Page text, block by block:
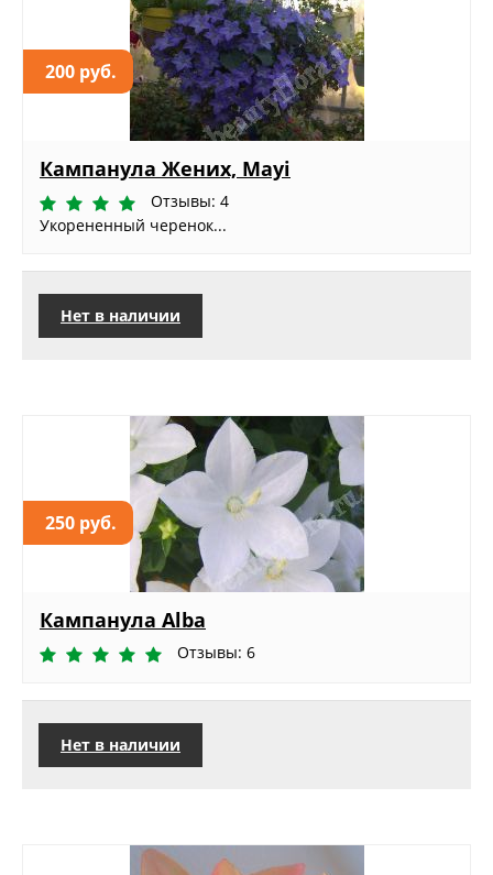
200 руб.
Кампанула Жених, Mayi
Отзывы: 4
Укорененный черенок...
Нет в наличии
250 руб.
Кампанула Alba
Отзывы: 6
Нет в наличии